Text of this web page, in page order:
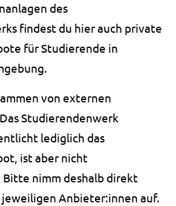
des
findest du hier auch private
für Studierende in
von externen
Studierendenwerk
lediglich das
ist aber nicht
nimm deshalb direkt
Anbieter:innen auf.
bielefeld.de
Cookie-Einstellungen.